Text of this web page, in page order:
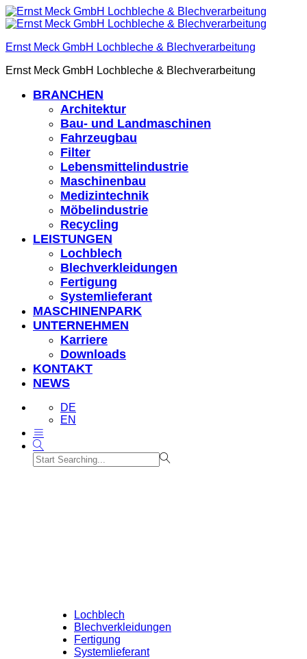
Ernst Meck GmbH Lochbleche & Blechverarbeitung
Ernst Meck GmbH Lochbleche & Blechverarbeitung
BRANCHEN
Architektur
Bau- und Landmaschinen
Fahrzeugbau
Filter
Lebensmittelindustrie
Maschinenbau
Medizintechnik
Möbelindustrie
Recycling
LEISTUNGEN
Lochblech
Blechverkleidungen
Fertigung
Systemlieferant
MASCHINENPARK
UNTERNEHMEN
Karriere
Downloads
KONTAKT
NEWS
DE
EN
Lochblech
Blechverkleidungen
Fertigung
Systemlieferant